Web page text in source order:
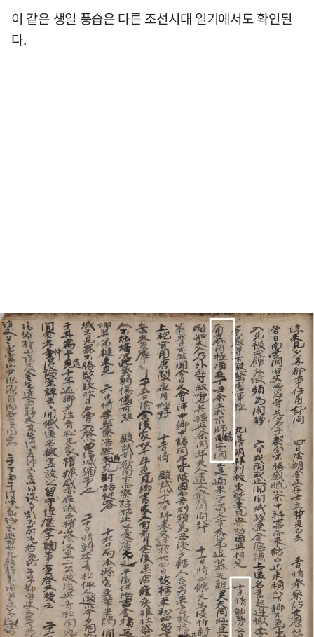
이 같은 생일 풍습은 다른 조선시대 일기에서도 확인된
다.